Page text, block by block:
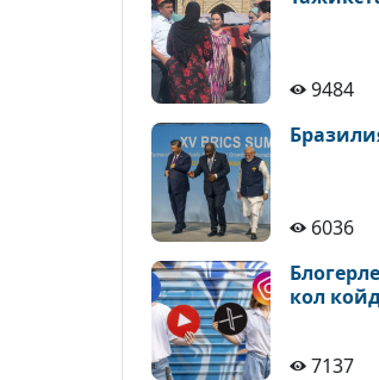
9484
6036
кол
7137